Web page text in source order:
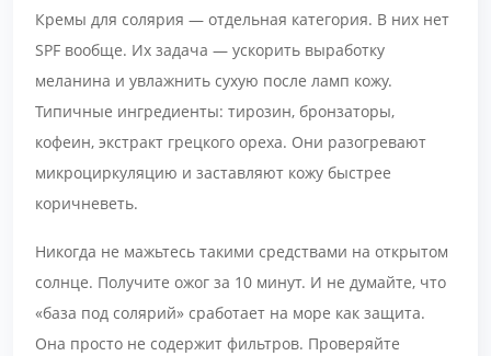
Кремы для солярия — отдельная категория. В них нет
SPF вообще. Их задача — ускорить выработку
меланина и увлажнить сухую после ламп кожу.
Типичные ингредиенты: тирозин, бронзаторы,
кофеин, экстракт грецкого ореха. Они разогревают
микроциркуляцию и заставляют кожу быстрее
коричневеть.
Никогда не мажьтесь такими средствами на открытом
солнце. Получите ожог за 10 минут. И не думайте, что
«база под солярий» сработает на море как защита.
Она просто не содержит фильтров. Проверяйте